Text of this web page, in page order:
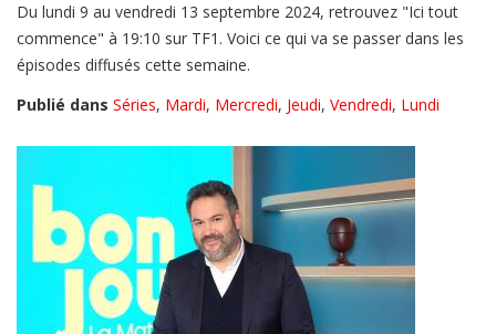
Du lundi 9 au vendredi 13 septembre 2024, retrouvez "Ici tout
commence" à 19:10 sur TF1. Voici ce qui va se passer dans les
épisodes diffusés cette semaine.
Publié dans Séries, Mardi, Mercredi, Jeudi, Vendredi, Lundi